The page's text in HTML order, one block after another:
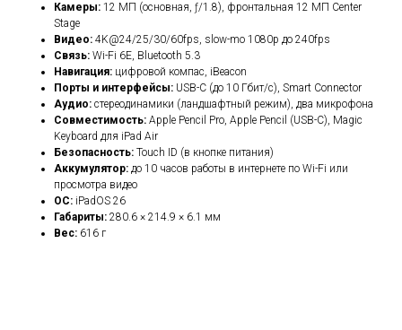
Камеры: 12 МП (основная, ƒ/1.8), фронтальная 12 МП Center
Stage
Видео: 4K@24/25/30/60fps, slow-mo 1080p до 240fps
Связь: Wi-Fi 6E, Bluetooth 5.3
Навигация: цифровой компас, iBeacon
Порты и интерфейсы: USB-C (до 10 Гбит/с), Smart Connector
Аудио: стереодинамики (ландшафтный режим), два микрофона
Совместимость: Apple Pencil Pro, Apple Pencil (USB-C), Magic
Keyboard для iPad Air
Безопасность: Touch ID (в кнопке питания)
Аккумулятор: до 10 часов работы в интернете по Wi-Fi или
просмотра видео
ОС: iPadOS 26
Габариты: 280.6 × 214.9 × 6.1 мм
Вес: 616 г